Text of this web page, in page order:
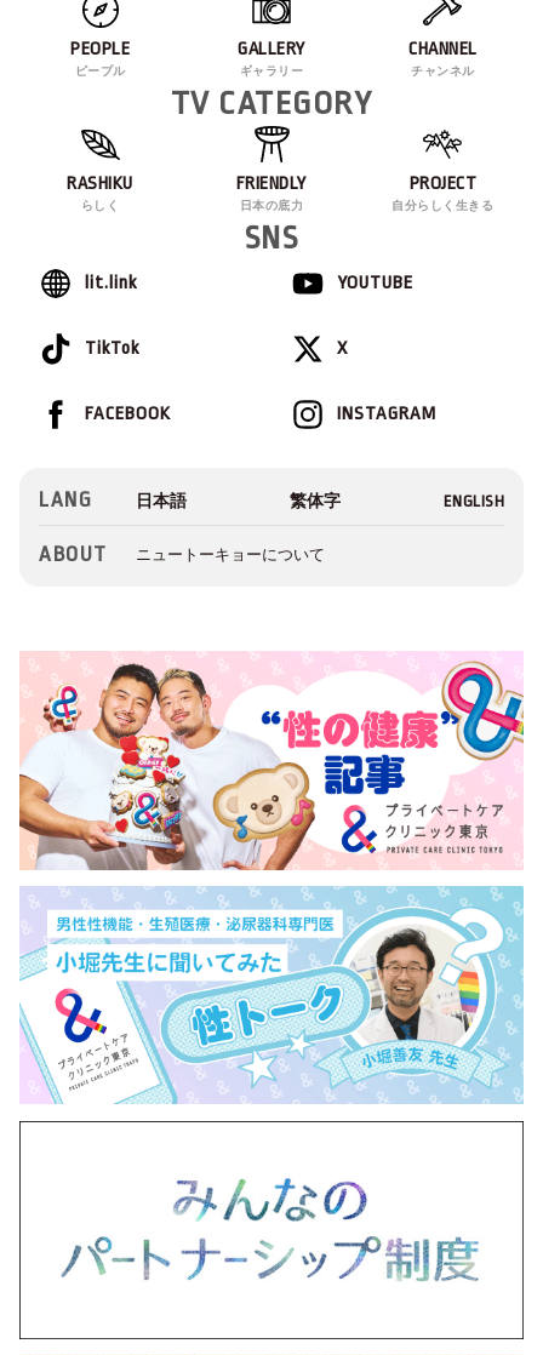
PEOPLE
ピープル
GALLERY
ギャラリー
CHANNEL
チャンネル
TV CATEGORY
RASHIKU
らしく
FRIENDLY
日本の底力
PROJECT
自分らしく生きる
SNS
lit.link YOUTUBE
TikTok X
INSTAGRAM
FACEBOOK
LANG
ABOUT ニュートーキョーについて